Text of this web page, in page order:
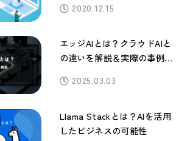
2020.12.15
エッジAIとは？クラウドAIと
の違いを解説＆実際の事例を
2025.03.03
Llama Stackとは？AIを活用
したビジネスの可能性